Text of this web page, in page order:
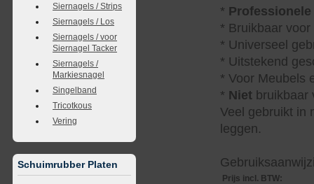
Siernagels / Strips
Siernagels / Los
Siernagels / voor
Siernagel Tacker
Siernagels /
Markiesnagel
Singelband
Tricotkous
Vering
Schuimrubber Platen
* Professionele
* Bruikbaar
* Universeel
* Uitstekend
* Voor Meubels
* Niet bruikbaar
Veel gebruikt in
leggen.
Prijs incl. BTW: